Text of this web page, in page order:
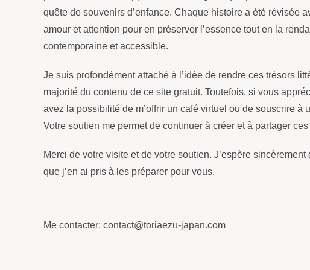
quête de souvenirs d’enfance. Chaque histoire a été révisée
amour et attention pour en préserver l’essence tout en la
contemporaine et accessible.
Je suis profondément attaché à l’idée de rendre ces trésors
majorité du contenu de ce site gratuit. Toutefois, si vous
avez la possibilité de m’offrir un café virtuel ou de souscrire
Votre soutien me permet de continuer à créer et à partager
Merci de votre visite et de votre soutien. J’espère
que j’en ai pris à les préparer pour vous.
Me contacter: contact@toriaezu-japan.com